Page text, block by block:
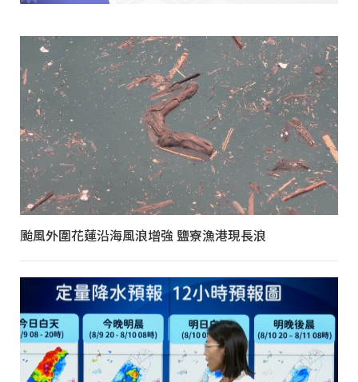
颱風外圍花蓮沿海風浪增強 鹽寮漁港現長浪